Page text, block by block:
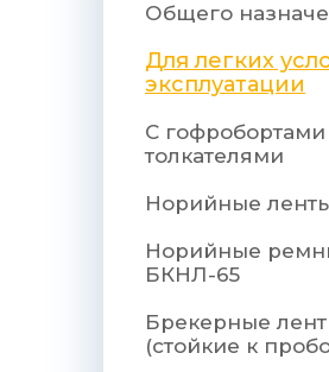
Общего
Для легких
эксплуатации
С гофробортами
толкателями
Норийные
Норийные
БКНЛ-65
Брекерные
(стойкие к